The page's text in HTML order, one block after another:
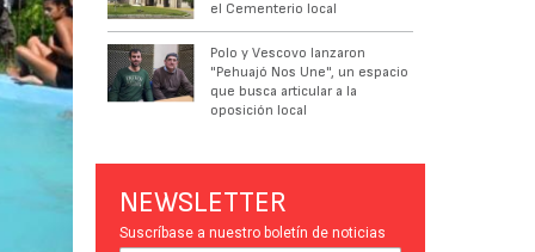
el Cementerio local
Polo y Vescovo lanzaron
"Pehuajó Nos Une", un espacio
que busca articular a la
oposición local
NEWSLETTER
Suscríbase a nuestro boletín de noticias